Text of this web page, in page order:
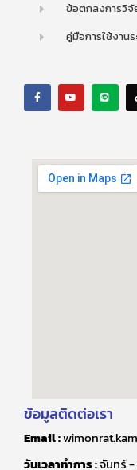
ข้อตกลงการวิจั
คู่มือการใช้งานร
ข้อมูลติดต่อเรา
Email :
วันเวลาทำการ :จันทร์ -